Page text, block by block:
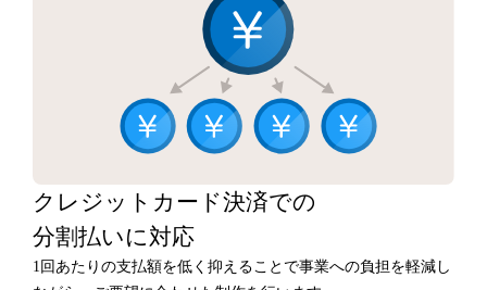
クレジットカード決済での
分割払いに対応
1回あたりの支払額を低く抑えることで事業への負担を軽減し